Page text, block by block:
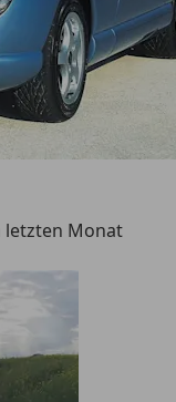
letzten Monat